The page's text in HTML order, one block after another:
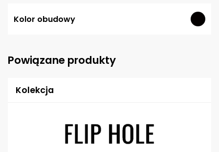
Kolor obudowy
Powiązane produkty
Kolekcja